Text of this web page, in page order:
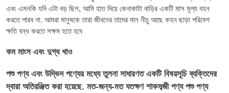
এবং এমনকি যদি এটা বড় ছিল, আমি হাত দিয়ে কেনাকাটা বাড়ির একটি মাস মূল্য বহন
করতে পারব না. আমরা মানুষকে তারা জীবনের তাদের মান নীচু আছে কহন ছাড়া পরিবেশ
ক্ষতি বন্ধ করতে সক্ষম হতে হবে
কম মাংস এবং দুগ্ধ খাও
পশু পণ্য এবং উদ্ভিদ পণ্যের মধ্যে তুলনা সাধারণত একটি বিষয়সূচি ব্যক্তিদের
দ্বারা অতিরঞ্জিত করা হয়েছে. মত-জন্য-মত যতক্ষণ শাকসব্জী পণ্য পশু পণ্য